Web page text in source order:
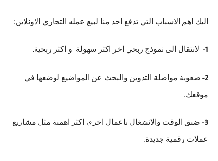
اليك اهم الاسباب التي تدفع احد منا لبيع عمله التجاري الاونلاين:
1- الانتقال الى نموذج ربحي اخر اكثر سهولة او اكثر ربحية.
2- صعوبة مواصلة التدوين والبحث عن المواضيع لوضعها في
موقعك.
3- ضيق الوقت والانشغال باعمال اخرى اكثر اهمية مثل مشاريع
عملات رقمية جديدة.